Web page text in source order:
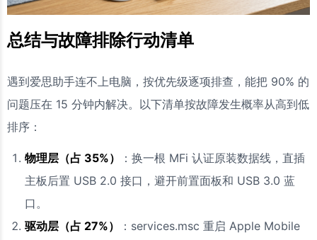
总结与故障排除行动清单
遇到爱思助手连不上电脑，按优先级逐项排查，能把 90% 的
问题压在 15 分钟内解决。以下清单按故障发生概率从高到低
排序：
物理层（占 35%）
：换一根 MFi 认证原装数据线，直插
主板后置 USB 2.0 接口，避开前置面板和 USB 3.0 蓝
口。
驱动层（占 27%）
：services.msc 重启 Apple Mobile